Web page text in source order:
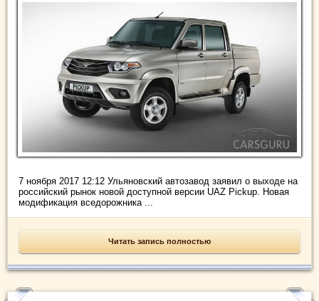
7 ноября 2017 12:12 Ульяновский автозавод заявил о выходе на
российский рынок новой доступной версии UAZ Pickup. Новая
модификация вседорожника ...
Читать запись полностью